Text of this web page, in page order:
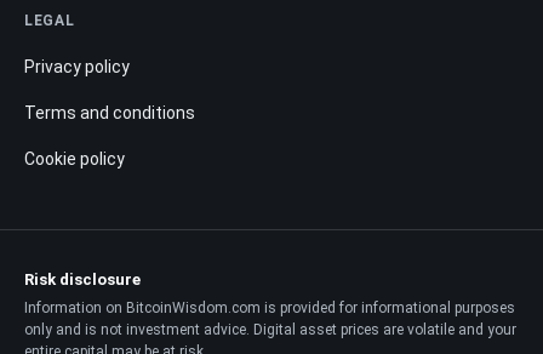
LEGAL
Privacy policy
Terms and conditions
Cookie policy
Risk disclosure
Information on BitcoinWisdom.com is provided for informational purposes
only and is not investment advice. Digital asset prices are volatile and your